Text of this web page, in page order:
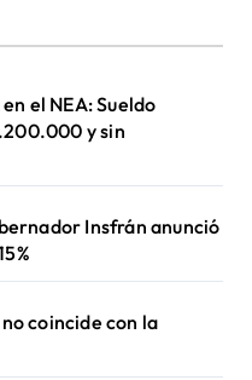
el NEA: Sueldo
y sin
Insfrán anunció
coincide con la